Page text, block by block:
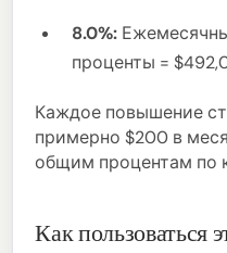
8.0%:
проценты =
Каждое повышение
примерно $200 в
общим процентам по
Как пользоваться